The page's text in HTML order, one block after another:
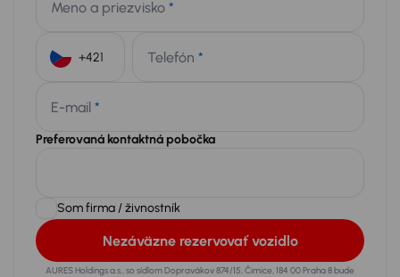
Meno a priezvisko *
Telefón *
E-mail *
Preferovaná kontaktná pobočka
Som firma / živnostník
Nezáväzne rezervovať vozidlo
AURES Holdings a.s., so sídlom Dopravákov 874/15, Čimice, 184 00 Praha 8 bude